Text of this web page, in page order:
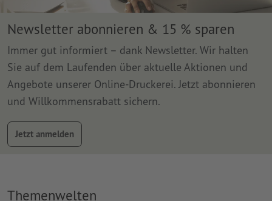
Newsletter abonnieren & 15 % sparen
Immer gut informiert – dank Newsletter. Wir halten
Sie auf dem Laufenden über aktuelle Aktionen und
Angebote unserer Online-Druckerei. Jetzt abonnieren
und Willkommensrabatt sichern.
Jetzt anmelden
Themenwelten